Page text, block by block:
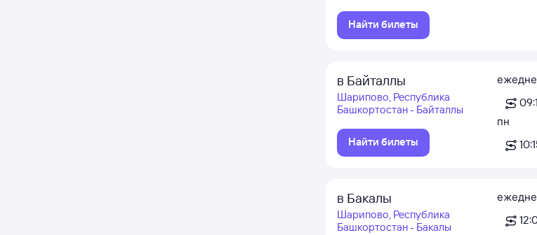
Найти билеты
в Байталлы
Шарипово, Республика
Башкортостан - Байталлы
Найти билеты
пн
в Бакалы
Шарипово, Республика
Башкортостан - Бакалы